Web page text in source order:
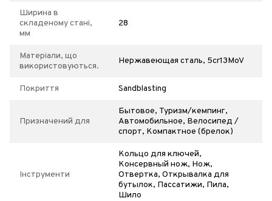
Ширина в
складеному стані,
мм
28
Матеріали, що
використовуються.
Нержавеющая сталь, 5cr13MoV
Покриття Sandblasting
Призначений для
Бытовое, Туризм/кемпинг,
Автомобильное, Велосипед /
спорт, Компактное (брелок)
Інструменти
Кольцо для ключей,
Консервный нож, Нож,
Отвертка, Открывалка для
бутылок, Пассатижи, Пила,
Шило